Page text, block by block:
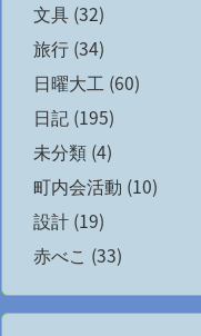
文具 (32)
旅行 (34)
日曜大工 (60)
日記 (195)
未分類 (4)
町内会活動 (10)
設計 (19)
赤べこ (33)